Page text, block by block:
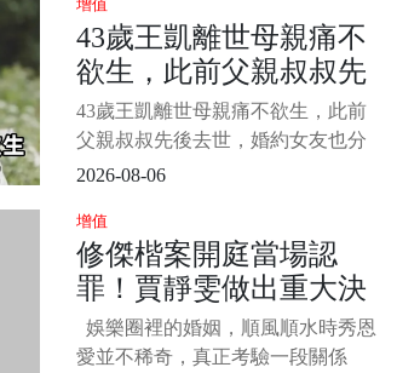
後引發軒然大波。 1/6 圖片來源：
三立新聞據了解，這段影片疑似攝
於孫安佐在泰國期間，畫面中還出
現一名女性。 知情人士透露
增值
43歲王凱離世母親痛不
欲生，此前父親叔叔先
後去世，婚約女友也分
手，多重打擊早已將他
完全壓垮！
43歲王凱離世母親痛不欲生，此前
父親叔叔先後去世，婚約女友也分
手，多重打擊早已將他完全壓垮！
此前父親叔叔先後去世，婚約女友
也分手，多重打擊早已將他完全壓
垮！ 娛樂圈最讓人難以接受的訊
息，往往是那個昨天還好端端工作
的人
2026-08-06
增值
修傑楷案開庭當場認
罪！賈靜雯做出重大決
定，九年姐弟戀婚姻真
實狀態曝光！
娛樂圈裡的婚姻，順風順水時秀恩
愛並不稀奇，真正考驗一段關係